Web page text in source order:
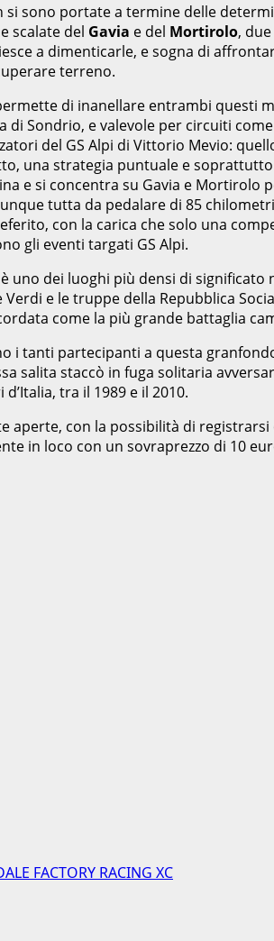
sono portate a termine delle
scalate del Gavia e del Mortirolo,
a dimenticarle, e sogna di
terreno.
di inanellare entrambi questi
Sondrio, e valevole per circuiti
del GS Alpi di Vittorio Mevio:
una strategia puntuale e
e si concentra su Gavia e
tutta da pedalare di 85
con la carica che solo una
gli eventi targati GS Alpi.
uno dei luoghi più densi di
e le truppe della Repubblica
come la più grande battaglia
i tanti partecipanti a questa
salita staccò in fuga solitaria
tra il 1989 e il 2010.
con la possibilità di
in loco con un sovraprezzo di 10
FACTORY RACING XC